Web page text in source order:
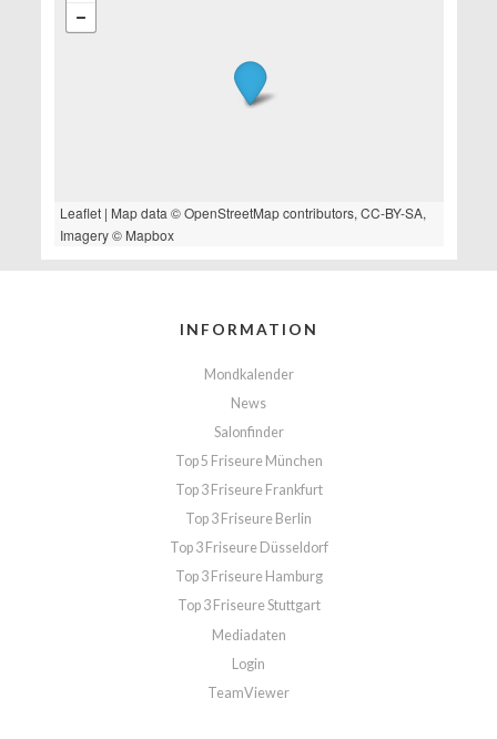
Leaflet| Map data ©OpenStreetMapcontributors, CC-BY-SA,
Imagery © Mapbox
INFORMATION
Mondkalender
News
Salonfinder
Top 5 Friseure München
Top 3 Friseure Frankfurt
Top 3 Friseure Berlin
Top 3 Friseure Düsseldorf
Top 3 Friseure Hamburg
Top 3 Friseure Stuttgart
Mediadaten
Login
TeamViewer